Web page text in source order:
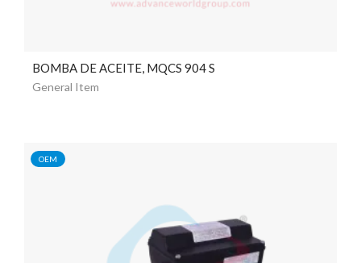
BOMBA DE ACEITE, MQCS 904 S
General Item
OEM